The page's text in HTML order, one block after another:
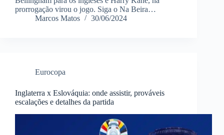
prorrogação virou o jogo. Siga o Na Beira…
Marcos Matos
30/06/2024
Eurocopa
Inglaterra x Eslováquia: onde assistir, prováveis
escalações e detalhes da partida